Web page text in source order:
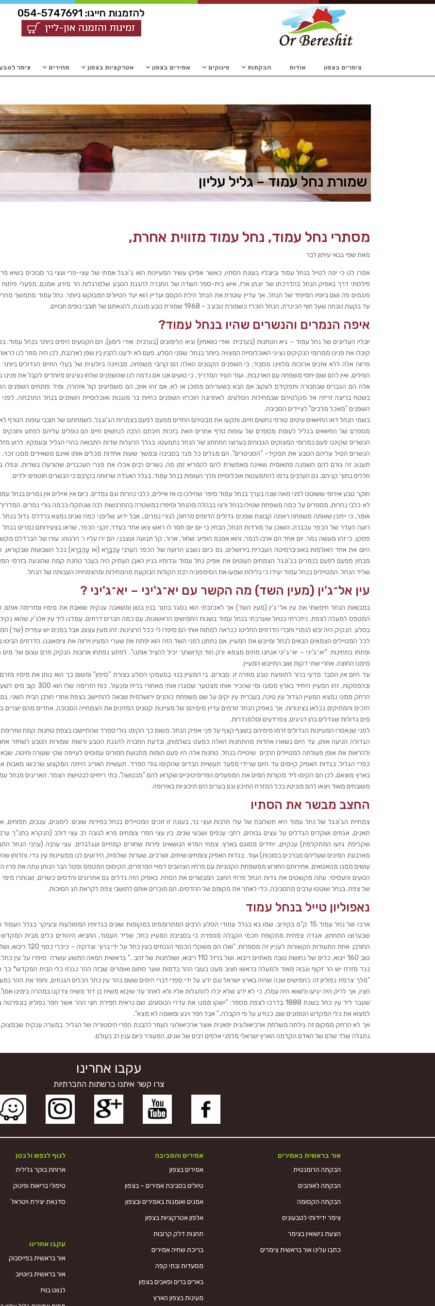
להזמנות חייגו: 054-5747691
צימרים בצפון אודות הבקתות פינוקים אמירים בצפון אטרקציות בצפון מחירים צימר
שמורת נחל עמוד – גליל עליון
מסתרי נחל עמוד, נחל עמוד מזווית אחרת,
מאת שפי גבאי עיתון דבר
אמרו לנו כי יפה לטייל בנחל עמוד וביובליו בעונת הסתיו, כאשר אפיקו עשיר המעיינות הוא ג'ונגל אמתי של עצי-פרי ועצי בר סבוכים בשיא
פילסתי דרך באפיק הנחל בהדרכתו של יונתן ארז, איש בית-ספר השדה של החברה להגנת הטבע שלמרגלות הר מירון. אמנם, מפעלי פיתוח
פוגמים פה ושם ביופיו המיוחד של הנחל, אך עדיין עוטרת את הנחל הילת הקסם ועדיין הוא יעד הטיולים המבוקש ביותר. נחל עמוד מתמשך
עד בקעת טבחה שעל חוף הכינרת, הנחל הוכרז כשמורת טבע ב – 1968 שמורת טבע מוגנת, להנאתם של חובבי נופים חבויים.
איפה הנמרים והנשרים שהיו בנחל עמוד?
יובליו העליונים של נחל עמוד – גיא הטחנות (בערבית: ואדי טוואחין) וגיא הלימונים (בערבית: ואדי לימון‭,(‬ הם הקטעים היפים
קיבלו את פנינו ממרומי הנקיקים נציגי האוכלוסייה המצויה ביותר בנחל: שפני הסלע. ‬פעם לא ידענו להבין בין שפן לארנבת, לכן היה מוזר לנו
פרווה אלה ללא אזנים ארוכות מלווינו מסביר, כי השפנים הקטנים האלה הם קרובי משפחה, מבחינה ביולוגית של בעלי החיים הגדולים
הפילים, ואין להם שום יחסי משפחה עם הארנבות. ועוד העיר המדריך, כי טועים אנו אם נדמה לנו שהשפנים שלחו נציגים מיוחדים לקבל את פנינו
אלה הם הגברים שבחבורה ותפקידם לעקוב אם הבא בשעריהם מסוכן או לא. אם זהו אויב, הם משמיעים קול אזהרה, ומיד פותחים השפנים
בשטח בריצה זריזה אל מקלטיהם שבמחילות הסלעים. לאחרונה הוכרזו השפנים כחיות בר מוגנות ואוכלוסיית השפנים בנחל התרבתה. לפני
השפנים "מאכל מלכים" לציידים הסביבה.‬
בשמי הנחל דאו החיוואים עיטים טורפי נחשים חיים, ותקעו את מבטיהם החדים מפעם לפעם בצמרות הג'ונגל. לשמחתם של חובבי עופות הטרף
מספרם של החיוואים בגליל לעומת מספרם של עופות טרף אחרים וזאת בזכות חיבתם הרבה לנחשים חיים הם נופלים עליהם לפתע וחונקים
הנשרים שקיננו פעם במרומי המצוקים הגבוהים בערוצו התחתון של הנחל נתמעטו. בגלל הרעלות שדות התבואה בהרי הגליל ובעמקיו. לרוע
הנשרים הטיל עליהם הטבע את תפקיד- "הסניטרים‭."‬ הם מגלים כל פגר בסביבה ובמשך שעות אחדות מכלים אותו ואינם משאירים ממנו
תענוג זה גורם להם השמנה פתאומית שאינה מאפשרת להם להמריא זמן מה. נשרים רבים אכלו את פגרי העכברים שהורעלו בשדות, ונפלו
חללים בתוך קניהם. גם הערבים גרמו להתמעטות אוכלוסיית מלך העופות בנחל עמוד, בגלל האגדה שרווחה בקרבם כי הנשרים חוטפים ילדים.‬
חוקר טבע אירופי ששוטט לפני מאה שנה בערך בנחל עמוד סיפר שהילכו בו אז איילים, כלבי נהרות וגם גמדים. ‬כיום אין איילים אין נמרים בנחל
לא כלבי נהרות, מספרים על כמה משפחת שטילו בנחל ורצו בבהלה מהנחל וסיפרו במשטרה בהתרגשות רבה שנתקלו בכמה גורי נמרים.
אומר, כי ייתכן שאותה ‬משפחה ראתה קבוצת שפנים גדולים הדומים מרחוק לגורי נמרים., אבל ידוע שליפני כמה שנים נמצא ברדלס גדול בנחל
רועה העדר של הכפר עכברה, ‬השוכן על מורדות הנחל, הבחין כי יום יום חסר לו ראש צאן אחד בעדר, זקני הכפר, שראו בצעירותם נמרים בנחל
פסקו, כי זהו מעשה נמר. יום אחד הם ארבו לנמר, והוא אמנם הופיע: שחור. ארור, קל תנועה ועצבני, הם ירו עליו ו־ הרגוהו. עורו של הברדלס
היום את אחד האולמות באוניברסיטה העברית בירושלים, גם כיום נשבע הרועה של הכפר הערבי עַכְּבָּרָא (או עַכְּבְּרָא) בכל השבועות שבקוראן,
מבחין מפעם לפעם בנמרים בג'ונגל הצמחים העוטים את אפיק נחל עמוד וגדותיו בניין האבן העתיק היה בעבר טחנת קמת שהונעה בזרמי
שליד הנחל. המטיילים בנחל עמוד יעידו כי בלילות שמעו את הסימפוניה רבת הקולות הבוקעת מהמחילות ומהצמחייה העבותה של הנחל.
עין אל־ג'ין (מעין השד) מה הקשר עם יא־ג'יני – יא־ג'יני ?
במבואות הנחל חיפשתי את עין אל־ג'ין (מעין השד) אך לאכזבתי הוא נסגר בתוך בנין בטון ומשאבה ענקית שואבת את מימיו ומזרימה אותם
המטפס למעלה לצפת. ניזכרתי בטיול שערכתי בנחל עמוד בשנות החמישים הראשונות, עם כמה חברים דרוזים, עמדנו ליד עין אלג'ין, שהוא
בסלע. הנקיק היה יבש לגמרי וחברי הדרוזים החליטו כנראה למתוח אותי הם סיפרו לי ככל הרצינות: זהו מעין עצום, אבל בפנים יש עפרית (שד)
לכל המטיילים הצמאים הבאים לנחל ומייבש את המעיין. אם נתחנן לפני השד הזה הוא יפתח את שערי המעיין וירווה את צימאוננו.‬ הדרוזים הביטו
ופתחו בתחינות: "יא־ג'יני – יא־ג'יני אנחנו מתים מצמא ורק הוד קדושתך יכיל להציל אותנו"‭.‬ לפתע נפתחו ארובות הנקיק וזרם
מימנו החוצה. אחרי שתי דקות שוב התייבש המעיין.‬
עד היום אין הסבר מדעי ברור לתופעת טבע מוזרה זו. סבורים, בי המעיין בנוי במעמקי הסלע בצורת "סיפון" ומשום כך הוא נותן את מימיו
ובהפסקות. זהו המעיין היחיד בארץ מסוגו ומי שהכיר אותו מצטער שסגרו אותי מאחורי בריח
הרחק ממנו‬ נמצא המעיין הגדול עין טינה, בעברית עין יקים על שם משפחת כוהנים ירושלמית שבאה להתיישב בצפת אחרי חורבן הבית השני. גם
הזכים והמתיקים נכלאו בצינורות. אך באפיק הנחל זורמים עדיין מימיהם של מעיינות קטנים המזינים את הצמחייה הסבוכה, אחדים מהם יוצרים
מים גדולות שגדלים בהן דגיגים, צפרדעים וסלמנדרות.
לפני שנאסרו המעיינות הגדולים זרמו מימיהם בשצף קצף על פני אפיק הנחל. משום כך הקימו גולי ספרד שהתיישבו בצפת טחנות קמח
הגדולה הניעה אותן. עד היום נשארו אחדות מהתחנות האלה כמעט בשלמותן, ובדעת החברה להגנת הטבע ורשות שמורות הטבע לשחזר
ולהראות את אופן פעולתה למטיילים הרבים שיטיילו בנחל. טחנות אלה היו פעם הומות מתנועת חמורים עמוסים לעייפה שקי שעורה וחיטה,
כפרי הגליל. בגדות האפיק קיימים עד היום שרידי מפעל תעשיית הבדים שהקימו גולי ספרד. תעשיית האריג הייתה המקצוע שרכשו מאבות
בארץ מוצאם, לכן הם הקימו ליד מקורות המים את המפעלים הפרימיטיביים שקראו להם "מבטשה", בתי ריחיים לבטישת הצמר. האריגים מנחל
משובחים מאוד ויצאו להם מוניטין בכל המזרח התיכון וגם בערים הים תיכוניות באירופה.
החצב מבשר את הסתיו
צמחיית הג'ונגל של נחל עמוד היא תשלובת של עלי תרבות ועצי בר, בעונה זו זוכים המטיילים בנחל בפירות שונים: לימונים, ענבים, תפוחים,
תאנים, אגוזים ושקדים הגדלים על עצים גבוהים, רחבי ענפים ושבעי שנים. בין עצי הפרי צומחים פרא לגובה רב עצי דולב (הנקרא בתנ"ך
שקליפת גזעו המתקלפת) ענקיים, יחידים מסוגם בארץ: צמחי הפרא הנושאים פירות שחורים קמחיים ועגלגלים. עצי ערבה (ערבי הנחל
מארבעת המינים שעליהם מברכים בסוכות) ועוד. בגדות האפיק צומחים שיחים, ושרכים, שערות שולמית, הידועים לנו ממעיינות עין גדי, והדוחן
עושים ממנו מטאטאים. אחירותם החורש ממשפחת הקטניות עם פרחיו הצהובים דמויי הפרפרים, הקיסוס המטפס ופטל הבר הנותן עתה את פריו
הטעים והעסיסי. עתה מקשטים את גדות הנחל פרחי החצב המבשרים את הסתיו. באפיק הזה גדלים גם אתרוגים והדסים כשרים, שנותרו מימי
של צפת. בנחל שוטטו ערבים מהסביבה, כדי לאתר את מקומם של ההדסים, הם מוכרים אותם לתושבי צפת לקראת חג הסוכות.
נאפוליון טייל בנחל עמוד
ארכו של נחל עמוד 15 ק"מ בקירוב. שמו בא בגלל עמודי הסלע הרבים המתרוממים במקומות שונים בגדותיו המסולעות ובעיקר בגלל
שבערוצו התחתון. אגדה צפתית מתקופת חכמי הקבלה מספרת כי בסביבת המעיין כחל, שליד העמוד, החביאו היהודים כלים מבית
החורבן. אחת התעודות הקשורות לעניין זה מספרות: "ואלו הם משקלי הכסף הגנוזים בעין
טוב 160 ייבוא, כלים של נחושת טובה מאתיים ריבוא. ושל ברזל 110 ריבוא, ושולחנות של זהב…" בראשית המאה התשע עשרה סיפרו על
נגד מזרח יש הר זקוף וגבוה מאוד ולמעלה בראשו חצוב מעט בעובי ההר בדמות שער סתום ואומרים שבזה ההר נגנזו כלי הבית המקדש* כך
"מלך צרפת נפוליון זה כחמישים שנה שהיה בארץ ישראל וגם ידע על ידי ספרי דברי הימים ששם בהר עין כחל הכלים הגנוזים, וחפר את ההר
חציו, אך לריק היה יגיעו ולשווא היה עמלו, כי לא ידע שלא יכלו להתגלות אליו ולא לאחר עד שיבוא משיח בן דוד משיח צדקנו במהרה בימינו אמן".
שעבר ליד עין כחל בשנת 1888 בדרכו לצפת מספר: "‬ישקו ממנו את עדרי הנוסעים, שם נראית חפירת חצי ההר אשר חפר נפוליון בונפרטה
למצוא את כלי המקדש הטמונים שם, כנודע על פי הקבלה.." אבל חפר ויגע ומאומה לא מצא". ‬
אך לא הרחק ממקום זה גילתה משלחת ארכיאולוגית יפאנית אוצר ארכיאולוגי העוזר להבנת הפרי היסטוריה של הגליל: במערה ענקית
נתגלה שלד שלם של האדם הקדמה הארץ ישראלי מלפני אלפים רבים של שנים, המעורר כיום ענין רב בעולם.
עקבו אחרינו
צרו קשר איתנו ברשתות החברתיות
אור בראשית באמירים
הבקתה הרומנטית
הבקתה לאוהבים
הבקתה הקסומה
צימר ידידותי לטבעונים
הצעת נישואין בצימר
כתבו עלינו אור בראשית צימרים
אמירים והסביבה
אמירים בצפון
טיולים בסביבת אמירים – בצפון
אמנים ואומנות באמירים ובצפון
אלפון אטרקציות בצפון
תחנות דלק קרובות
בריכת שחיה אמירים
מסעדות ובתי קפה
בארים ברים ופאבים בצפון
מעינות בצפון הארץ
לגוף לנפש ולבטן
ארוחת בוקר גלילית
טיפולי בריאות ופינוק
סדנאת יצירת ויטראז'
עקבו אחרינו
אור בראשית בפייסבוק
אור בראשית ביוטיוב
לנווט בוויז